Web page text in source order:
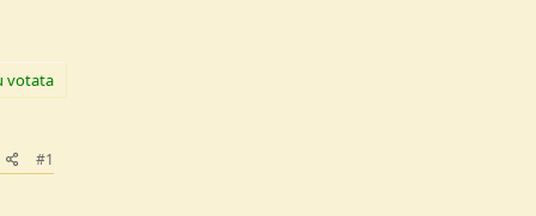
votata
#1